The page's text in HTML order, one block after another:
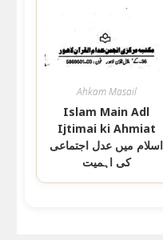
Ahkam Masail
Islam Main Adl
Ijtimai ki Ahmiat
اسلام میں عدل اجتماعی
کی اہمیت